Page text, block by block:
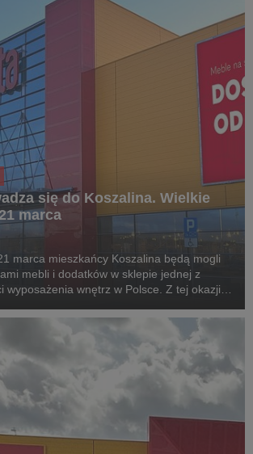
się do Koszalina. Wielkie
marca
marca mieszkańcy Koszalina będą mogli
mebli i dodatków w sklepie jednej z
wyposażenia wnętrz w Polsce. Z tej okazji
atrakcji.